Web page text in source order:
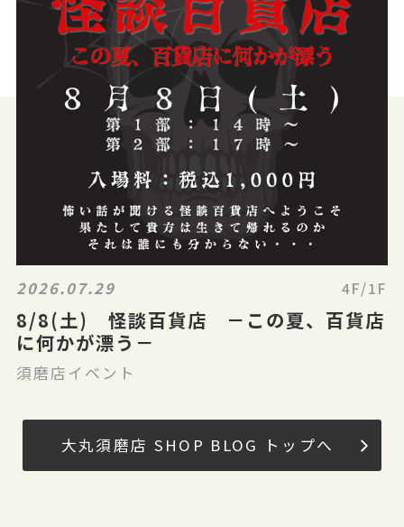
2026.07.29 4F/1F
8/8(土) 怪談百貨店 －この夏、百貨店
に何かが漂う－
須磨店イベント
大丸須磨店 SHOP BLOG トップへ